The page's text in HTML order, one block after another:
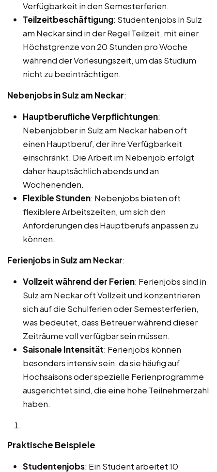
Verfügbarkeit in den Semesterferien.
Teilzeitbeschäftigung: Studentenjobs in Sulz
am Neckar sind in der Regel Teilzeit, mit einer
Höchstgrenze von 20 Stunden pro Woche
während der Vorlesungszeit, um das Studium
nicht zu beeinträchtigen.
Nebenjobs in Sulz am Neckar:
Hauptberufliche Verpflichtungen:
Nebenjobber in Sulz am Neckar haben oft
einen Hauptberuf, der ihre Verfügbarkeit
einschränkt. Die Arbeit im Nebenjob erfolgt
daher hauptsächlich abends und an
Wochenenden.
Flexible Stunden: Nebenjobs bieten oft
flexiblere Arbeitszeiten, um sich den
Anforderungen des Hauptberufs anpassen zu
können.
Ferienjobs in Sulz am Neckar:
Vollzeit während der Ferien: Ferienjobs sind in
Sulz am Neckar oft Vollzeit und konzentrieren
sich auf die Schulferien oder Semesterferien,
was bedeutet, dass Betreuer während dieser
Zeiträume voll verfügbar sein müssen.
Saisonale Intensität: Ferienjobs können
besonders intensiv sein, da sie häufig auf
Hochsaisons oder spezielle Ferienprogramme
ausgerichtet sind, die eine hohe Teilnehmerzahl
haben.
Praktische Beispiele
Studentenjobs: Ein Student arbeitet 10